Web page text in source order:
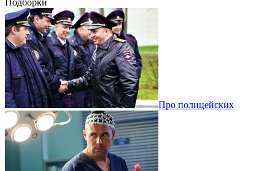
Подборки
Про полицейских